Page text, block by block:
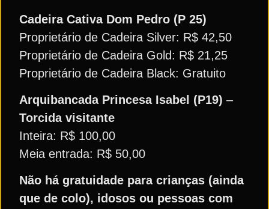
Cadeira Cativa Dom Pedro (P 25)
Proprietário de Cadeira Silver: R$ 42,50
Proprietário de Cadeira Gold: R$ 21,25
Proprietário de Cadeira Black: Gratuito
Arquibancada Princesa Isabel (P19) –
Torcida visitante
Inteira: R$ 100,00
Meia entrada: R$ 50,00
Não há gratuidade para crianças (ainda
que de colo), idosos ou pessoas com